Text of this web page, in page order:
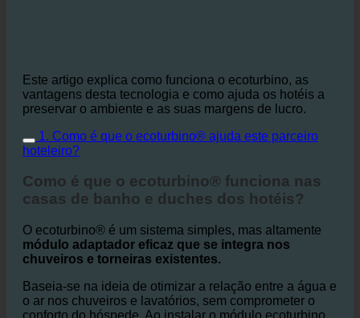
Este artigo explica como funciona o ecoturbino, as
vantagens desta tecnologia e como ajuda os hotéis a
preservar o ambiente e as suas margens de lucro.
1. Como é que o ecoturbino® ajuda este parceiro
hoteleiro?
Como é que o ecoturbino® funciona nas
casas de banho e duches dos hotéis?
módulo adaptador eficaz que se integra nos
chuveiros e torneiras existentes.